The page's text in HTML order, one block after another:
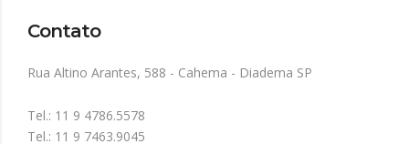
Contato
Rua Altino Arantes, 588 - Cahema - Diadema SP
Tel.: 11 9 4786.5578
Tel.: 11 9 7463.9045